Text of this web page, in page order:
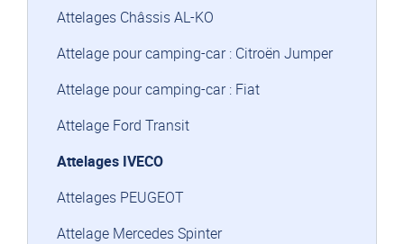
Attelages Châssis AL-KO
Attelage pour camping-car : Citroën Jumper
Attelage pour camping-car : Fiat
Attelage Ford Transit
Attelages IVECO
Attelages PEUGEOT
Attelage Mercedes Spinter